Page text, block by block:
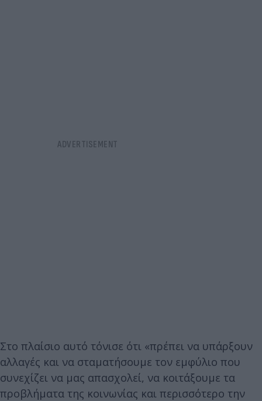
Στο πλαίσιο αυτό τόνισε ότι «πρέπει να υπάρξουν
αλλαγές και να σταματήσουμε τον εμφύλιο που
συνεχίζει να μας απασχολεί, να κοιτάξουμε τα
προβλήματα της κοινωνίας και περισσότερο την